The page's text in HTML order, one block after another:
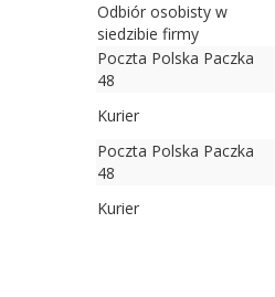
Odbiór osobisty w
siedzibie firmy
Poczta Polska Paczka
48
Kurier
Poczta Polska Paczka
48
Kurier